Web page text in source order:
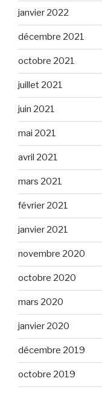
janvier 2022
décembre 2021
octobre 2021
juillet 2021
juin 2021
mai 2021
avril 2021
mars 2021
février 2021
janvier 2021
novembre 2020
octobre 2020
mars 2020
janvier 2020
décembre 2019
octobre 2019